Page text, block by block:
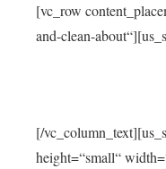
[vc_row
and-clean-
[/
height=“small“